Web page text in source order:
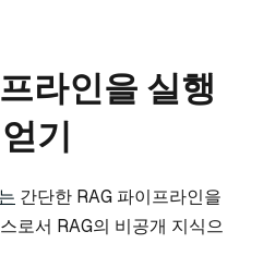
라인을 실행
기
간단한 RAG 파이프라인을
로서 RAG의 비공개 지식으